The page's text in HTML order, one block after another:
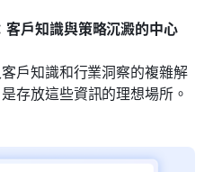
戶知識與策略沉澱的中心
戶知識和行業洞察的複雜解
存放這些資訊的理想場所。